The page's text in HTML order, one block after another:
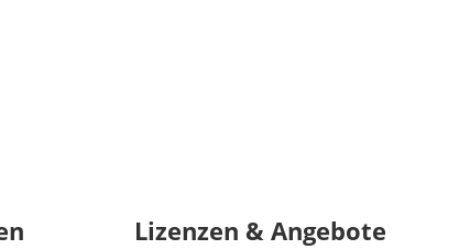
Lizenzen & Angebote